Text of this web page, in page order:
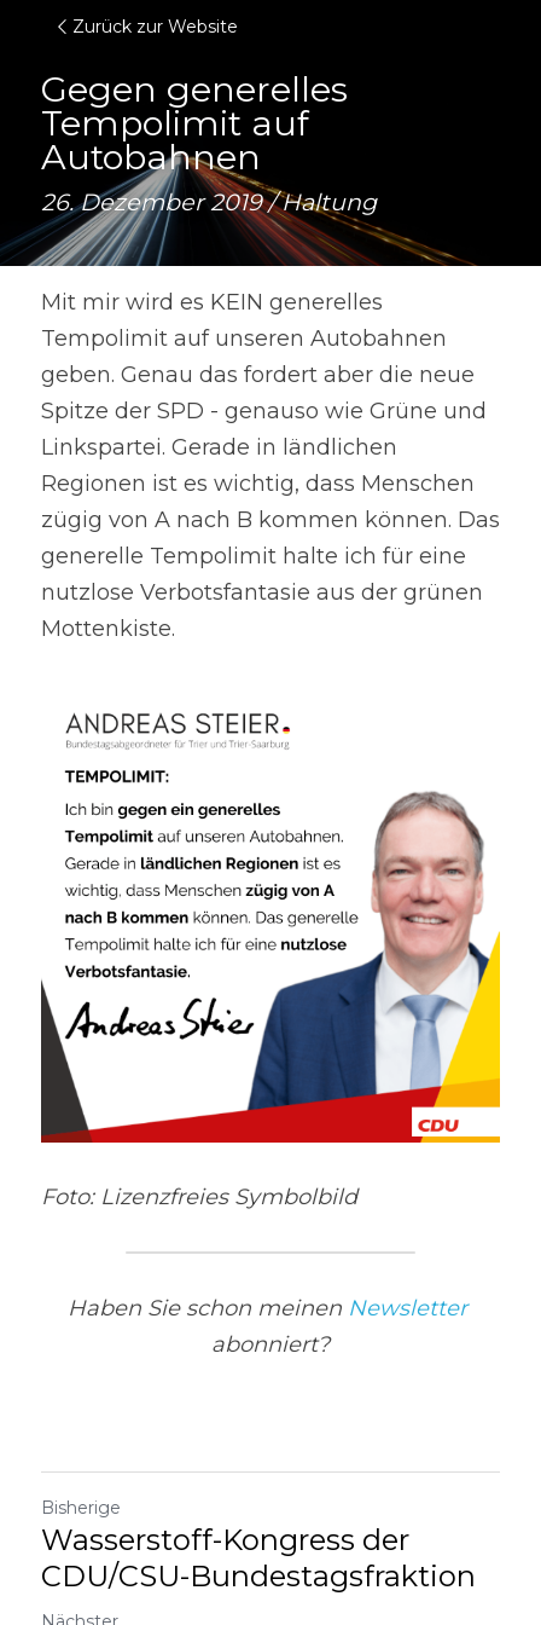
Zurück zur Website
Gegen generelles
Tempolimit auf
Autobahnen
26. Dezember 2019 / Haltung
Mit mir wird es KEIN generelles
Tempolimit auf unseren Autobahnen
geben. Genau das fordert aber die neue
Spitze der SPD - genauso wie Grüne und
Linkspartei. Gerade in ländlichen
Regionen ist es wichtig, dass Menschen
zügig von A nach B kommen können. Das
generelle Tempolimit halte ich für eine
nutzlose Verbotsfantasie aus der grünen
Mottenkiste.
Foto: Lizenzfreies Symbolbild
Haben Sie schon meinen Newsletter
abonniert?
Bisherige
Wasserstoff-Kongress der
CDU/CSU-Bundestagsfraktion